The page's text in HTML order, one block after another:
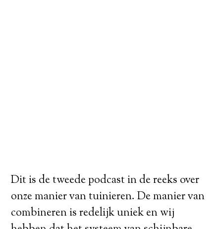
Dit is de tweede podcast in de reeks over
onze manier van tuinieren. De manier van
combineren is redelijk uniek en wij